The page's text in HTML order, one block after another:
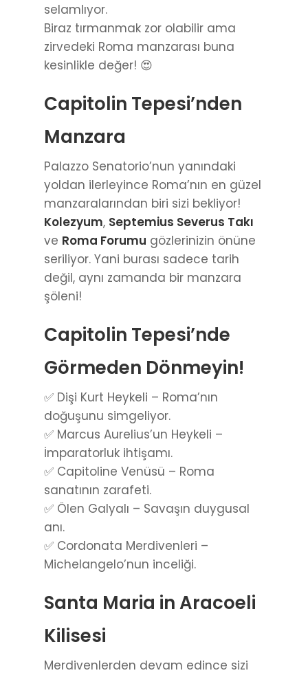
selamlıyor.
Biraz tırmanmak zor olabilir ama
zirvedeki Roma manzarası buna
kesinlikle değer! 😍
Capitolin Tepesi’nden
Manzara
Palazzo Senatorio’nun yanındaki
yoldan ilerleyince Roma’nın en güzel
manzaralarından biri sizi bekliyor!
Kolezyum, Septemius Severus Takı
ve Roma Forumu gözlerinizin önüne
seriliyor. Yani burası sadece tarih
değil, aynı zamanda bir manzara
şöleni!
Capitolin Tepesi’nde
Görmeden Dönmeyin!
✅ Dişi Kurt Heykeli – Roma’nın
doğuşunu simgeliyor.
✅ Marcus Aurelius’un Heykeli –
İmparatorluk ihtişamı.
✅ Capitoline Venüsü – Roma
sanatının zarafeti.
✅ Ölen Galyalı – Savaşın duygusal
anı.
✅ Cordonata Merdivenleri –
Michelangelo’nun inceliği.
Santa Maria in Aracoeli
Kilisesi
Merdivenlerden devam edince sizi